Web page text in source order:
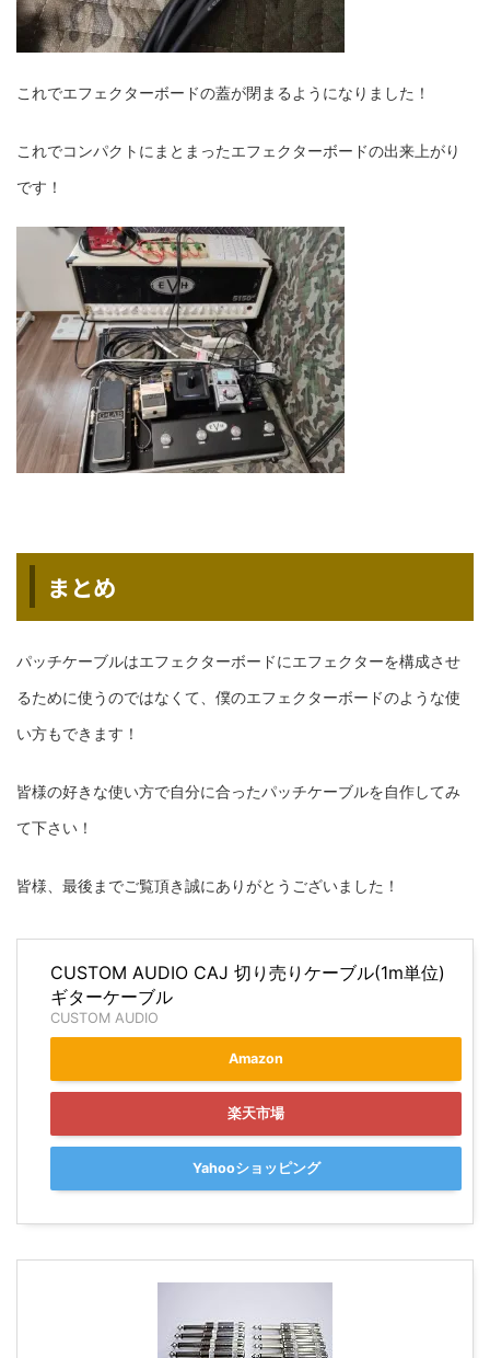
これでエフェクターボードの蓋が閉まるようになりました！
これでコンパクトにまとまったエフェクターボードの出来上がり
です！
まとめ
パッチケーブルはエフェクターボードにエフェクターを構成させ
るために使うのではなくて、僕のエフェクターボードのような使
い方もできます！
皆様の好きな使い方で自分に合ったパッチケーブルを自作してみ
て下さい！
皆様、最後までご覧頂き誠にありがとうございました！
CUSTOM AUDIO CAJ 切り売りケーブル(1m単位)
ギターケーブル
CUSTOM AUDIO
Amazon
楽天市場
Yahooショッピング